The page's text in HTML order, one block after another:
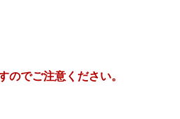
でご注意ください。